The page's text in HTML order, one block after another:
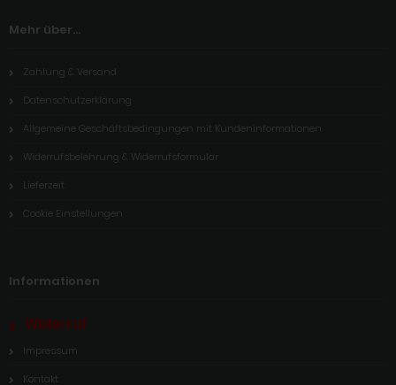
Mehr über...
Zahlung & Versand
Datenschutzerklärung
Allgemeine Geschäftsbedingungen mit Kundeninformationen
Widerrufsbelehrung & Widerrufsformular
Lieferzeit
Cookie Einstellungen
Informationen
Widerruf
Impressum
Kontakt